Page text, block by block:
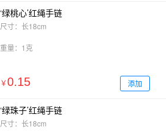
‘绿桃心’红绳手链
尺寸：长18cm
重量：1克
￥0.15 添加
‘绿珠子’红绳手链
尺寸：长18cm